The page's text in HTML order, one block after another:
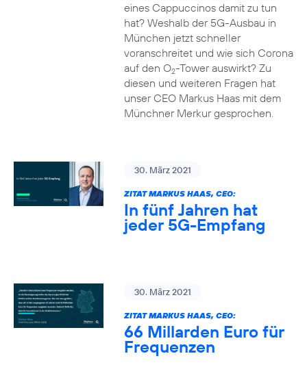
eines Cappuccinos damit zu tun
hat? Weshalb der 5G-Ausbau in
München jetzt schneller
voranschreitet und wie sich Corona
auf den O2-Tower auswirkt? Zu
diesen und weiteren Fragen hat
unser CEO Markus Haas mit dem
Münchner Merkur gesprochen.
30. März 2021
ZITAT MARKUS HAAS, CEO:
In fünf Jahren hat
jeder 5G-Empfang
30. März 2021
ZITAT MARKUS HAAS, CEO:
66 Millarden Euro für
Frequenzen